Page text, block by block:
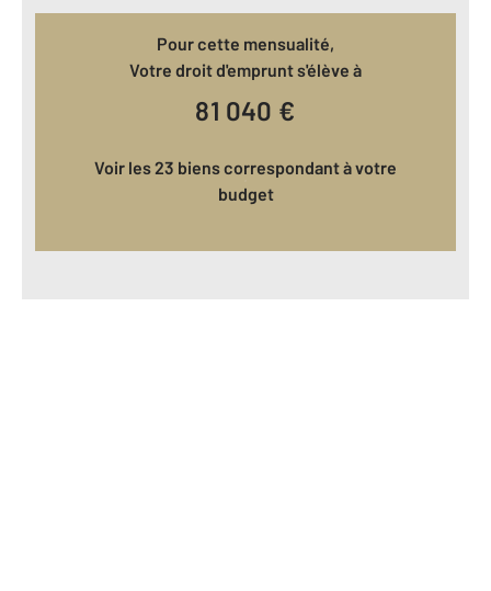
Pour cette mensualité,
Votre droit d'emprunt s'élève à
81 040 €
Voir les 23 biens correspondant à votre
budget